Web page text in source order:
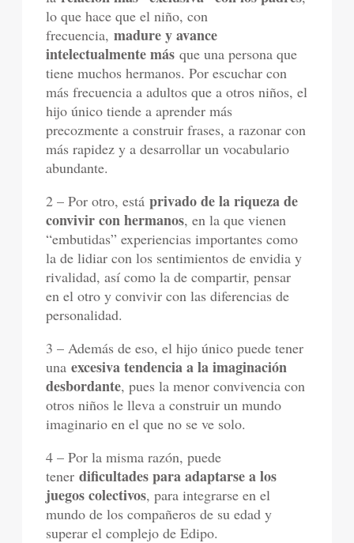
lo que hace que el niño, con
frecuencia,madure y avance
intelectualmente más que una persona que
tiene muchos hermanos. Por escuchar con
más frecuencia a adultos que a otros niños, el
hijo único tiende a aprender más
precozmente a construir frases, a razonar con
más rapidez y a desarrollar un vocabulario
abundante.
2 – Por otro, estáprivado de la riqueza de
convivir con hermanos, en la que vienen
“embutidas” experiencias importantes como
la de lidiar con los sentimientos de envidia y
rivalidad, así como la de compartir, pensar
en el otro y convivir con las diferencias de
personalidad.
3 – Además de eso, el hijo único puede tener
una excesiva tendencia a la imaginación
desbordante, pues la menor convivencia con
otros niños le lleva a construir un mundo
imaginario en el que no se ve solo.
4 – Por la misma razón, puede
tenerdificultades para adaptarse a los
juegos colectivos, para integrarse en el
mundo de los compañeros de su edad y
superar el complejo de Edipo.